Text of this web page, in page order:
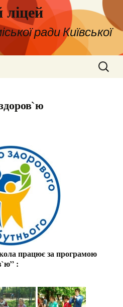
ради Київської
Пошук:
працює за програмою
: